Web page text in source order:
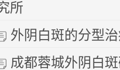
所
外阴白斑的分型
成都蓉城外阴白